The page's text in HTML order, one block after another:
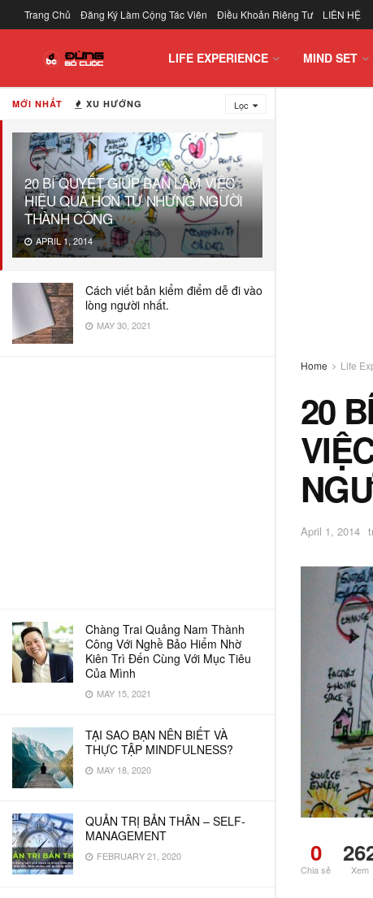
MỚI NHẤT XU HƯỚNG Lọc
20 BÍ QUYẾT GIÚP BẠN LÀM VIỆC
HIỆU QUẢ HƠN TỪ NHỮNG NGƯỜI
THÀNH CÔNG
APRIL 1, 2014
Cách viết bản kiểm điểm dễ đi vào
lòng người nhất.
MAY 30, 2021
Chàng Trai Quảng Nam Thành
Công Với Nghề Bảo Hiểm Nhờ
Kiên Trì Đến Cùng Với Mục Tiêu
Của Mình
MAY 15, 2021
TẠI SAO BẠN NÊN BIẾT VÀ
THỰC TẬP MINDFULNESS?
MAY 18, 2020
QUẢN TRỊ BẢN THÂN – SELF-
MANAGEMENT
FEBRUARY 21, 2020
Trang Chủ Đăng Ký Làm Cộng Tác Viên Điều Khoản Riêng Tư LIÊN HỆ
LIFE EXPERIENCE MIND SET
Home Life
20
April 1, 2014
0
Chia sẻ Xem